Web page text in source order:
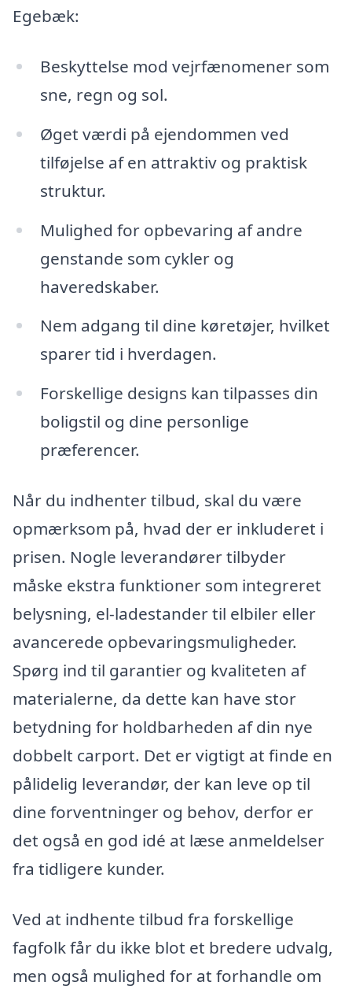
Egebæk:
Beskyttelse mod vejrfænomener som
sne, regn og sol.
Øget værdi på ejendommen ved
tilføjelse af en attraktiv og praktisk
struktur.
Mulighed for opbevaring af andre
genstande som cykler og
haveredskaber.
Nem adgang til dine køretøjer, hvilket
sparer tid i hverdagen.
Forskellige designs kan tilpasses din
boligstil og dine personlige
præferencer.
Når du indhenter tilbud, skal du være
opmærksom på, hvad der er inkluderet i
prisen. Nogle leverandører tilbyder
måske ekstra funktioner som integreret
belysning, el-ladestander til elbiler eller
avancerede opbevaringsmuligheder.
Spørg ind til garantier og kvaliteten af
materialerne, da dette kan have stor
betydning for holdbarheden af din nye
dobbelt carport. Det er vigtigt at finde en
pålidelig leverandør, der kan leve op til
dine forventninger og behov, derfor er
det også en god idé at læse anmeldelser
fra tidligere kunder.
Ved at indhente tilbud fra forskellige
fagfolk får du ikke blot et bredere udvalg,
men også mulighed for at forhandle om